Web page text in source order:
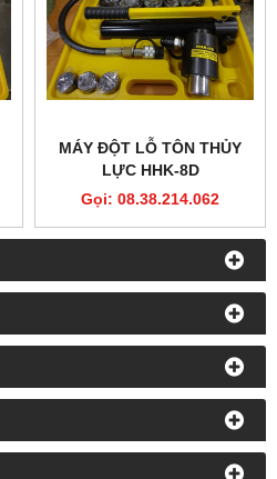
MÁY ĐỘT LỖ TÔN THỦY
LỰC HHK-8D
Gọi: 08.38.214.062